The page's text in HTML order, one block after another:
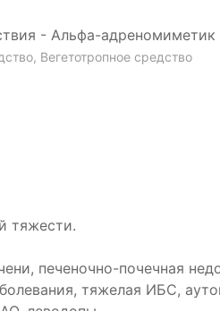
- Альфа-адреномиметик
Вегетотропное средство
тяжести.
печеночно-почечная
тяжелая ИБС,